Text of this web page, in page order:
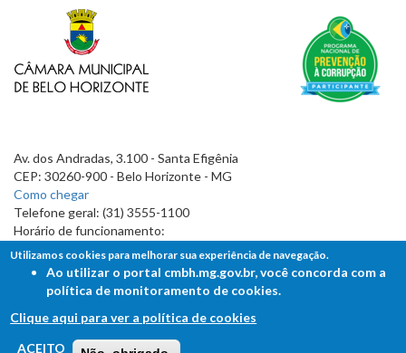
Av. dos Andradas, 3.100 - Santa Efigênia
CEP: 30260-900 - Belo Horizonte - MG
Como chegar
Telefone geral: (31) 3555-1100
Horário de funcionamento:
7h às 19h
FALE COM A CÂMARA
Utilizamos cookies para melhorar sua experiência de navegação.
Ao utilizar o portal cmbh.mg.gov.br, você concorda com a
política de monitoramento de cookies.
Clique aqui para ver a política de cookies
ACEITO